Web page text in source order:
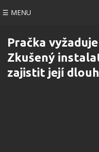
☰ MENU
Pračka
Zkušený
zajistit její